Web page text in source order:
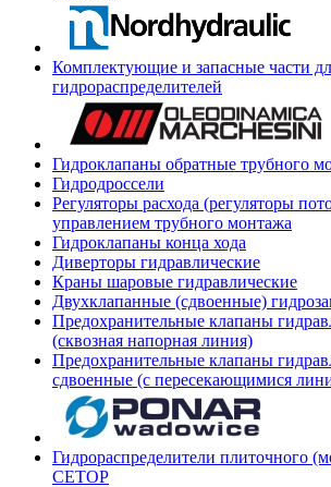
Комплектующие и запасные части
гидрораспределителей
Гидроклапаны обратные трубного
Гидродроссели
Регуляторы расхода (регуляторы
управлением трубного монтажа
Гидроклапаны конца хода
Диверторы гидравлические
Краны шаровые гидравлические
Двухклапанные (сдвоенные)
Предохранительные клапаны
(сквозная напорная линия)
Предохранительные клапаны
сдвоенные (с пересекающимися
Гидрораспределители плиточного
СЕТОР